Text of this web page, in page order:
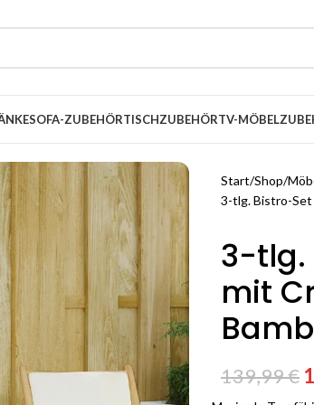
SOFA-ZUBEHÖRTISCHZUBEHÖRTV-MÖBEL
Start Shop
3-tlg. Bistro-Set
3-tlg.
mit
139,99€